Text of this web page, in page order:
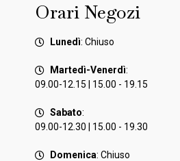
Orari Negozi
Lunedì: Chiuso
Martedì-Venerdì:
09.00-12.15 | 15.00 - 19.15
Sabato:
09.00-12.30 | 15.00 - 19.30
Domenica: Chiuso